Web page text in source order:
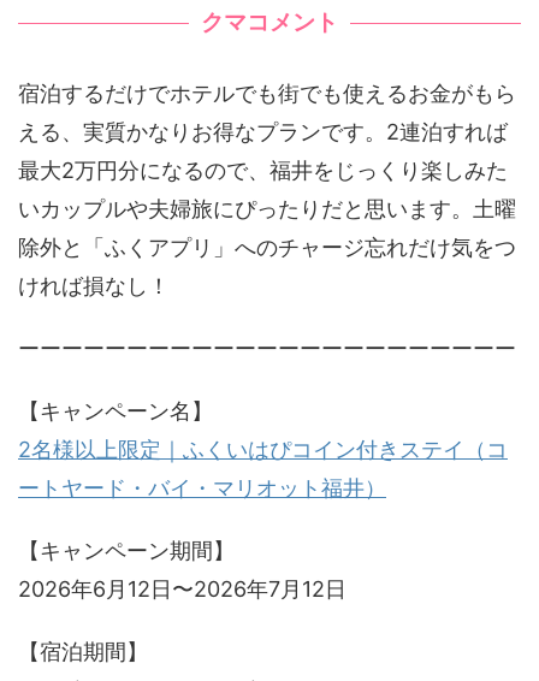
クマコメント
宿泊するだけでホテルでも街でも使えるお金がもら
える、実質かなりお得なプランです。2連泊すれば
最大2万円分になるので、福井をじっくり楽しみた
いカップルや夫婦旅にぴったりだと思います。土曜
除外と「ふくアプリ」へのチャージ忘れだけ気をつ
ければ損なし！
ーーーーーーーーーーーーーーーーーーーーーーー
【キャンペーン名】
2名様以上限定｜ふくいはぴコイン付きステイ（コ
ートヤード・バイ・マリオット福井）
【キャンペーン期間】
2026年6月12日〜2026年7月12日
【宿泊期間】